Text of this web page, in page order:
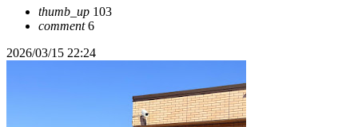
thumb_up 103
comment6
2026/03/15 22:24